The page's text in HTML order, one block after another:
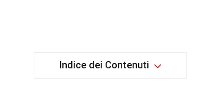
Indice dei Contenuti